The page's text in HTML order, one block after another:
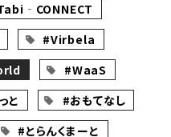
#Virbela
#WaaS
と
#おもてなし
#とらんくまーと